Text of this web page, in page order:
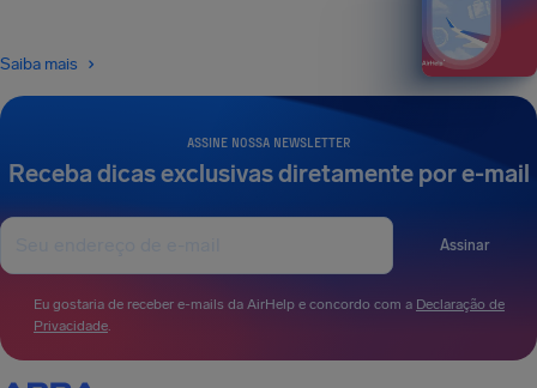
ASSINE NOSSA NEWSLETTER
Receba dicas exclusivas diretamente por e-mail
Assinar
Eu gostaria de receber e-mails da AirHelp e concordo com a Declaração de
Privacidade.
Saiba mais